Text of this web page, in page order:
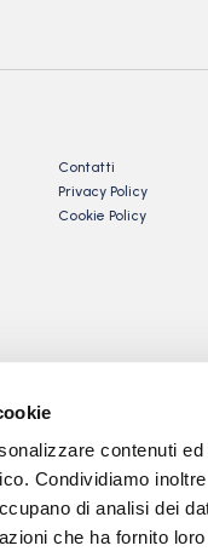
contenuti
Condividiamo
di analisi dei
che ha fornito
Contatti
Privacy Policy
Cookie Policy